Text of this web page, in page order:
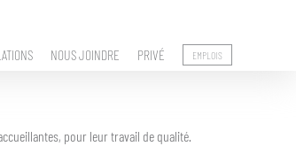
NOUS JOINDRE PRIVÉ EMPLOIS
pour leur travail de qualité.